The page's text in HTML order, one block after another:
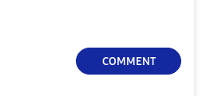
COMMENT